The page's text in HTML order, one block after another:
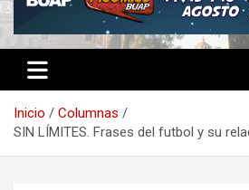
Inicio
Columnas
SIN LÍMITES. Frases del futbol y su